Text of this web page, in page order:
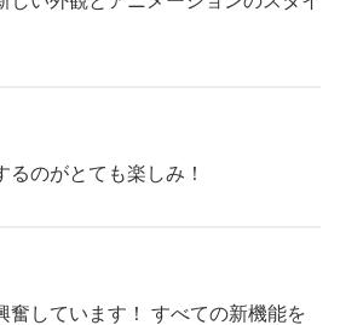
るのがとても楽しみ！
奮しています！ すべての新機能を